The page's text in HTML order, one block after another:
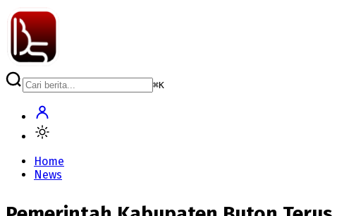
⌘K
Home
News